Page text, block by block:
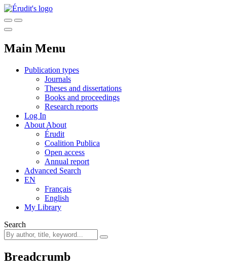
Main Menu
Publication types
Journals
Theses and dissertations
Books and proceedings
Research reports
Log In
About About
Érudit
Coalition Publica
Open access
Annual report
Advanced Search
EN
Français
English
My Library
Search
Breadcrumb